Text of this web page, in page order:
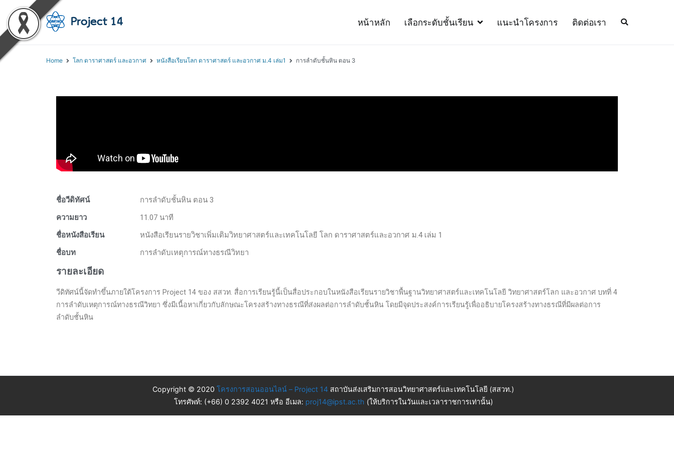
หน้าหลัก เลือกระดับชั้นเรียน แนะนำโครงการ ติดต่อเรา
Home โลก ดาราศาสตร์ และอวกาศ หนังสือเรียนโลก ดาราศาสตร์ และอวกาศ ม.4 เล่ม1 การลำดับชั้นหิน ตอน 3
ชื่อวีดิทัศน์
การลำดับชั้นหิน ตอน 3
ความยาว
11.07 นาที
ชื่อหนังสือเรียน
หนังสือเรียนรายวิชาเพิ่มเติมวิทยาศาสตร์และเทคโนโลยี โลก ดาราศาสตร์และอวกาศ ม.4 เล่ม 1
ชื่อบท
การลำดับเหตุการณ์ทางธรณีวิทยา
รายละเอียด
วีดิทัศน์นี้จัดทำขึ้นภายใต้โครงการ Project 14 ของ สสวท. สื่อการเรียนรู้นี้เป็นสื่อประกอบในหนังสือเรียนรายวิชาพื้นฐานวิทยาศาสตร์และเทคโนโลยี วิทยาศาสตร์โลก และอวกาศ บทที่ 4
การลำดับเหตุการณ์ทางธรณีวิทยา ซึ่งมีเนื้อหาเกี่ยวกับลักษณะโครงสร้างทางธรณีที่ส่งผลต่อการลำดับชั้นหิน โดยมีจุดประสงค์การเรียนรู้เพื่ออธิบายโครงสร้างทางธรณีที่มีผลต่อการ
ลำดับชั้นหิน
Copyright © 2020 โครงการสอนออนไลน์ – Project 14 สถาบันส่งเสริมการสอนวิทยาศาสตร์และเทคโนโลยี (สสวท.)
โทรศัพท์: (+66) 0 2392 4021 หรือ อีเมล: proj14@ipst.ac.th (ให้บริการในวันและเวลาราชการเท่านั้น)